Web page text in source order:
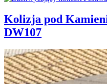
Kolizja pod
DW107